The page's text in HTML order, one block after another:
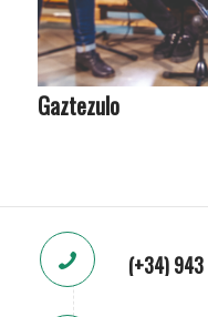
Gaztezulo
(+34)